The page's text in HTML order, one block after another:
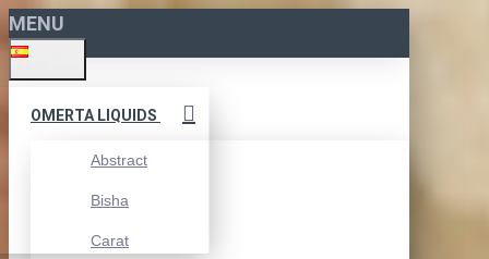
MENU
OMERTA LIQUIDS
Abstract
Bisha
Carat